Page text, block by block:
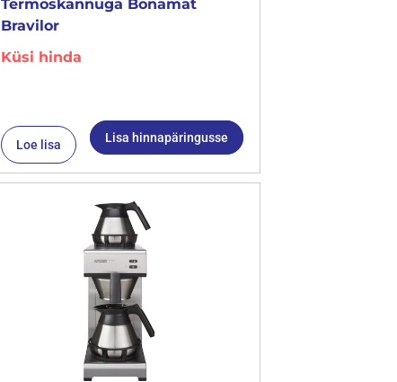
Termoskannuga Bonamat
Bravilor
Küsi hinda
Loe lisa Lisa hinnapäringusse